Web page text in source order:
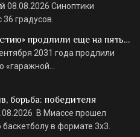
08.08.2026 Синоптики
градусов.
продлили еще на пять…
2031 года продлили
«гаражной…
борьба: победителя
В Миассе прошел
в формате 3х3.